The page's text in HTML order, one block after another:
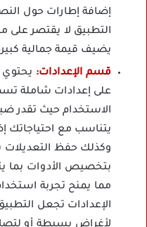
إضافة إطارات حول
التطبيق لا يقتصر على
يضيف قيمة جمالية
قسم الإعدادات:
على إعدادات شاملة
الاستخدام حيث تقدر
يتناسب مع احتياجاتك
وكذلك حفظ
بتخصيص الأدوات بما
مما يمنح تجربة
الإعدادات تجعل
لأغراض بسيطة أو